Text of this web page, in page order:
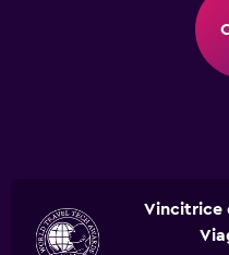
Vincitrice